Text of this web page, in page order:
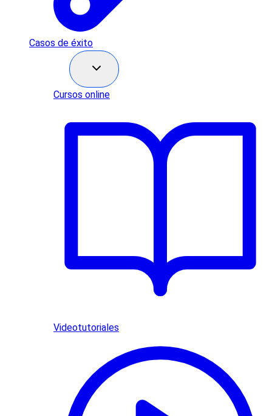
Casos de éxito
Cursos online
Videotutoriales